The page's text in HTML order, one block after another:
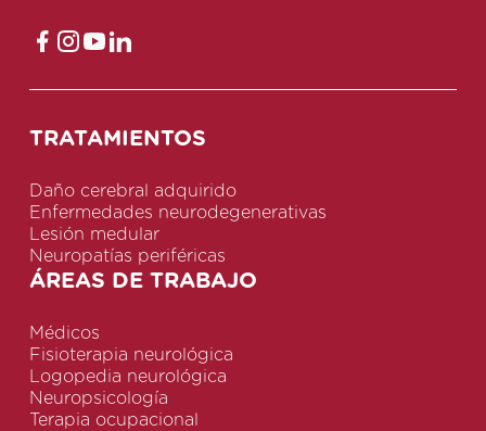
TRATAMIENTOS
Daño cerebral adquirido
Enfermedades neurodegenerativas
Lesión medular
Neuropatías periféricas
ÁREAS DE TRABAJO
Médicos
Fisioterapia neurológica
Logopedia neurológica
Neuropsicología
Terapia ocupacional